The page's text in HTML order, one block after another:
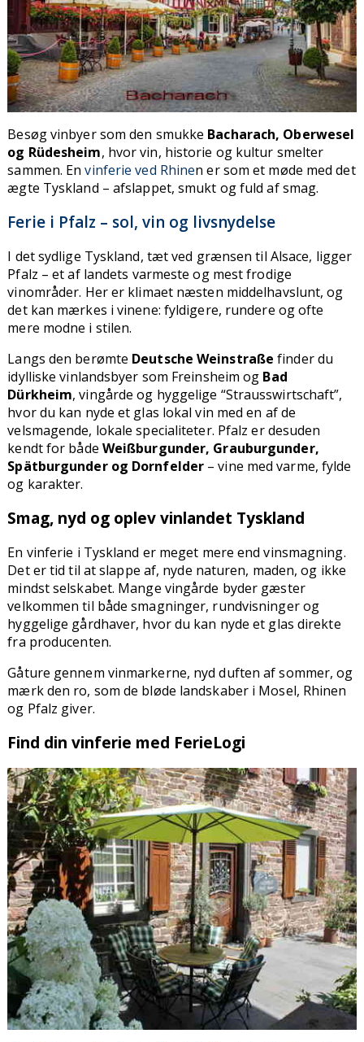
Besøg vinbyer som den smukke Bacharach, Oberwesel
og Rüdesheim, hvor vin, historie og kultur smelter
sammen. Envinferie ved Rhinen er som et møde med det
ægte Tyskland – afslappet, smukt og fuld af smag.
Ferie i Pfalz – sol, vin og livsnydelse
I det sydlige Tyskland, tæt ved grænsen til Alsace, ligger
Pfalz – et af landets varmeste og mest frodige
vinområder. Her er klimaet næsten middelhavslunt, og
det kan mærkes i vinene: fyldigere, rundere og ofte
mere modne i stilen.
Langs den berømte Deutsche Weinstraße finder du
idylliske vinlandsbyer som Freinsheim og Bad
Dürkheim, vingårde og hyggelige “Strausswirtschaft”,
hvor du kan nyde et glas lokal vin med en af de
velsmagende, lokale specialiteter. Pfalz er desuden
kendt for både Weißburgunder, Grauburgunder,
Spätburgunder og Dornfelder – vine med varme, fylde
og karakter.
Smag, nyd og oplev vinlandet Tyskland
En vinferie i Tyskland er meget mere end vinsmagning.
Det er tid til at slappe af, nyde naturen, maden, og ikke
mindst selskabet. Mange vingårde byder gæster
velkommen til både smagninger, rundvisninger og
hyggelige gårdhaver, hvor du kan nyde et glas direkte
fra producenten.
Gåture gennem vinmarkerne, nyd duften af sommer, og
mærk den ro, som de bløde landskaber i Mosel, Rhinen
og Pfalz giver.
Find din vinferie med FerieLogi